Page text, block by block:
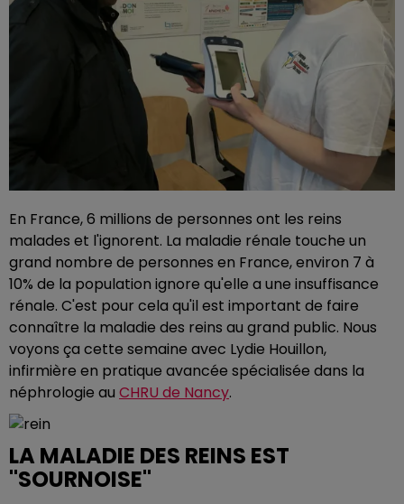
En France, 6 millions de personnes ont les reins
malades et l'ignorent. La maladie rénale touche un
grand nombre de personnes en France, environ 7 à
10% de la population ignore qu'elle a une insuffisance
rénale. C'est pour cela qu'il est important de faire
connaître la maladie des reins au grand public. Nous
voyons ça cette semaine avec Lydie Houillon,
infirmière en pratique avancée spécialisée dans la
néphrologie au CHRU de Nancy.
LA MALADIE DES REINS EST
"SOURNOISE"